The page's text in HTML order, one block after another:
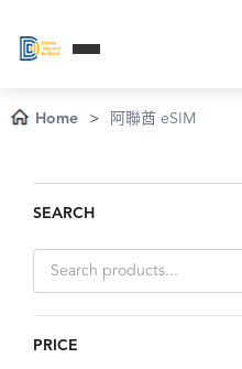
Home > 阿聯酋 eSIM
SEARCH
PRICE